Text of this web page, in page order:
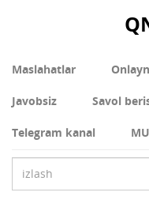
Maslahatlar
Javobsiz Savol
Telegram kanal